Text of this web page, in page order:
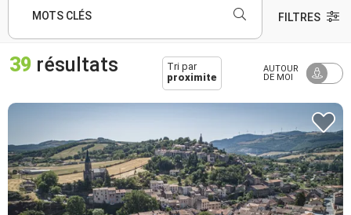
MOTS CLÉS FILTRES
39 résultats
Tri par
proximite
AUTOUR
DE MOI